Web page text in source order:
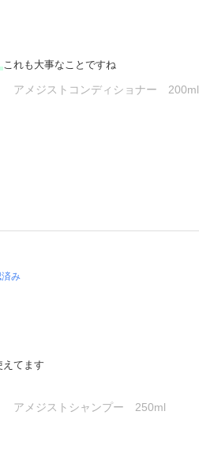
これも大事なことですね
アメジストコンディショナー 200ml
み
てます
アメジストシャンプー 250ml